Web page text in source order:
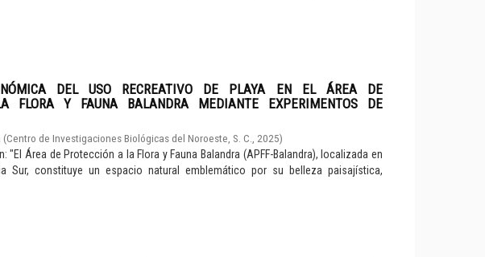
DEL USO RECREATIVO DE PLAYA EN EL ÁREA DE
FLORA Y FAUNA BALANDRA MEDIANTE EXPERIMENTOS DE
(Centro de Investigaciones Biológicas del Noroeste, S. C. 2025)
"El Área de Protección a la Flora y Fauna Balandra (APFF-Balandra), localizada en
Sur, constituye un espacio natural emblemático por su belleza paisajística,